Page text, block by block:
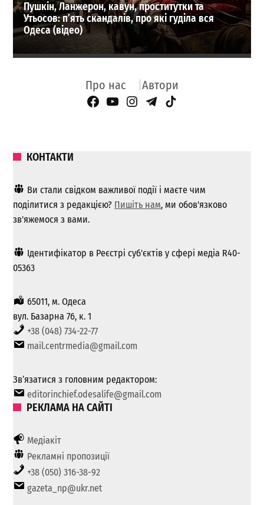
Пушкін, Ланжерон, кавун, проститутки та
Утьосов: п’ять скандалів, про які гуділа вся
Одеса (відео)
Про нас Автори
Facebook Page
YouTube
Instagram
Telegram
TikTok
КОНТАКТИ
Ви стали свідком важливої ​​події і маєте чим
поділитися з редакцією? Пишіть нам, ми обов'язково
зв'яжемося з вами.
Ідентифікатор в Реєстрі суб'єктів у сфері медіа R40-
05363
65011, м. Одеса
вул. Базарна 76, к. 1
+38 (048) 734-22-77
mail.centrmedia@gmail.com
Зв’язатися з головним редактором:
editorinchief.odesalife@gmail.com
РЕКЛАМА НА САЙТІ
Медіакіт
Рекламні пропозиції
+38 (050) 316-38-92
gazeta_np@ukr.net